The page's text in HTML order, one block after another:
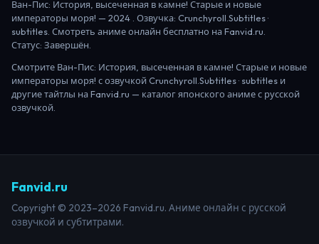
Ван-Пис: История, высеченная в камне! Старые и новые
императоры моря! — 2024 . Озвучка: Crunchyroll.Subtitles ·
subtitles. Смотреть аниме онлайн бесплатно на Fanvid.ru.
Статус: Завершён.
Смотрите Ван-Пис: История, высеченная в камне! Старые и новые
императоры моря! с озвучкой Crunchyroll.Subtitles · subtitles и
другие тайтлы на Fanvid.ru — каталог японского аниме с русской
озвучкой.
Fanvid.ru
Copyright © 2023–2026 Fanvid.ru. Аниме онлайн с русской
озвучкой и субтитрами.